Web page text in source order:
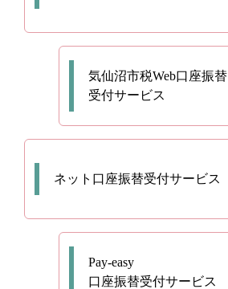
気仙沼市税Web口座振替
受付サービス
ネット口座振替受付サービス
Pay-easy
口座振替受付サービス